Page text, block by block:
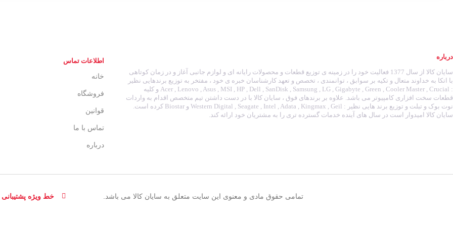
درباره
سایان کالا از سال 1377 فعالیت خود را در زمینه ی توزیع قطعات و محصولات رایانه ای و لوازم جانبی آغاز و در زمان کوتاهی
با اتکا به خداوند متعال و تکیه بر سوابق ، توانمندی ، تخصص و تعهد کارشناسان خبره ی خود ، مفتخر به توزیع برندهایی نظیر
: Acer , Lenovo , Asus , MSI , HP , Dell , SanDisk , Samsung , LG , Gigabyte , Green , Cooler Master , Crucial و کلیه
قطعات سخت افزاری کامپیوتر می باشد. علاوه بر برندهای فوق ، سایان کالا با در دست داشتن تیم متخصص اقدام به واردات
نوت بوک و تبلت و توزیع برند هایی نظیر : Western Digital , Seagate , Intel , Adata , Kingmax , Geil و Biostar کرده است.
سایان کالا امیدوار است در سال های آینده خدمات گسترده تری را به مشتریان خود ارائه کند.
اطلاعات تماس
خانه
فروشگاه
قوانین
تماس با ما
درباره
تمامی حقوق مادی و معنوی این سایت متعلق به سایان کالا می باشد. خط ویژه پشتیبانی :